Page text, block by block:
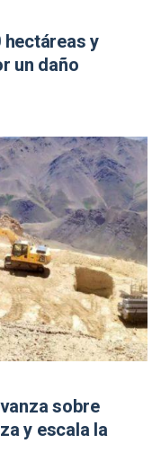
hectáreas y
un daño
sobre
y escala la